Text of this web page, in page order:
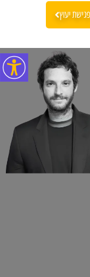
יעוץ